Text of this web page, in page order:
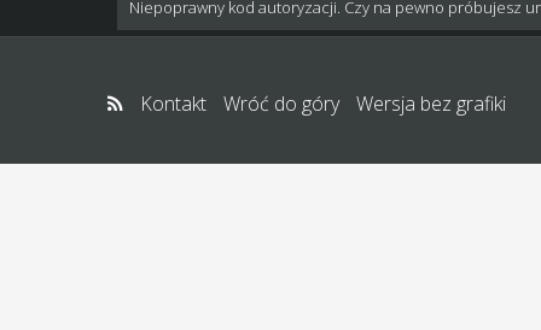
Niepoprawny kod autoryzacji. Czy na pewno próbujesz
Kontakt Wróć do góry Wersja bez grafiki